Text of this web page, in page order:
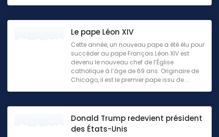
Le pape Léon XIV
Cette année, un nouveau pape a été élu pour
succéder au pape François.Léon XIV est
devenu le nouveau chef de l’Église
catholique à l’âge de 69 ans. Originaire de
Chicago, il est le premier pape issu de ...
Donald Trump redevient président
des États-Unis